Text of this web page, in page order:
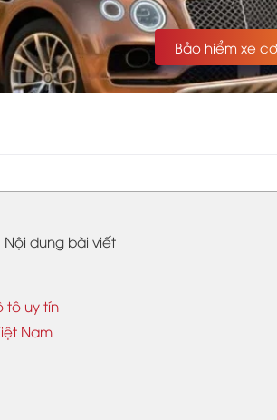
Bảo hiểm xe
Nội dung bài viết
tô uy tín
Nam